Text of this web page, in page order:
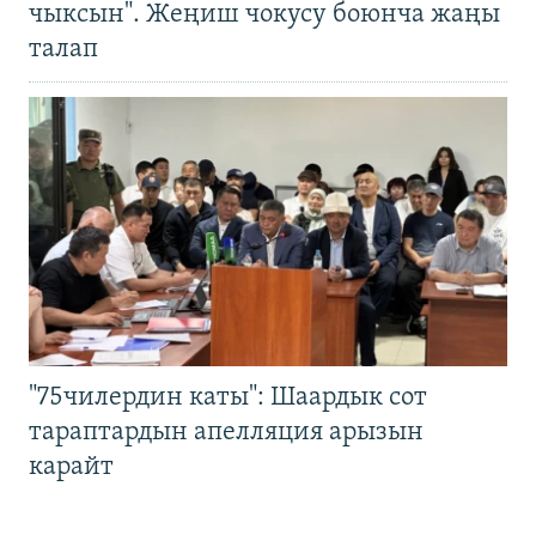
чыксын". Жеңиш чокусу боюнча жаңы
талап
"75чилердин каты": Шаардык сот
тараптардын апелляция арызын
карайт